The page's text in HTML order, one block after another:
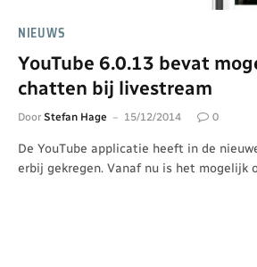
NIEUWS
YouTube 6.0.13 bevat
chatten bij livestream
Door Stefan Hage 15/12/2014 0
De YouTube applicatie heeft in de
erbij gekregen. Vanaf nu is het mogelijk